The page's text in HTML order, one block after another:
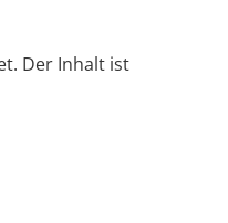
Der Inhalt ist